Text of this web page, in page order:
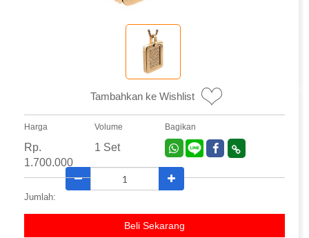
Tambahkan ke Wishlist
Harga
Rp.
1.700.000
Volume
1 Set
Bagikan
Jumlah:
Beli Sekarang